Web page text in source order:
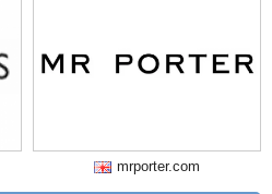
mrporter.com